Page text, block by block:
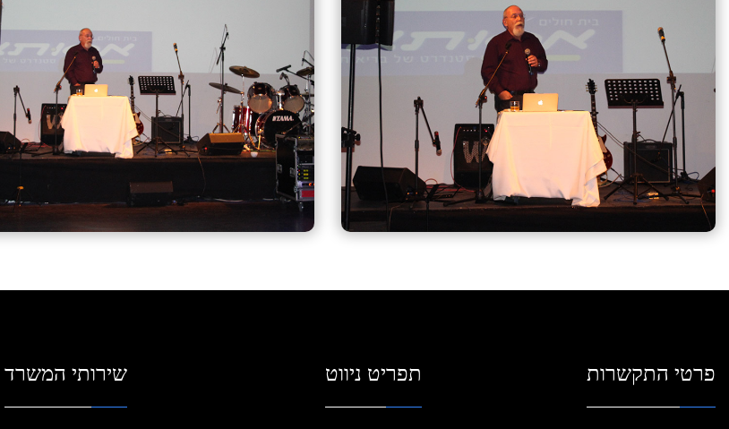
פרטי התקשרות תפריט ניווט שירותי המשרד